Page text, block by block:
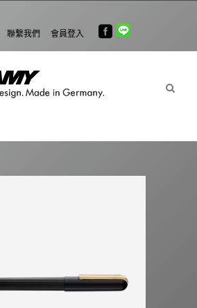
聯繫我們 會員登入